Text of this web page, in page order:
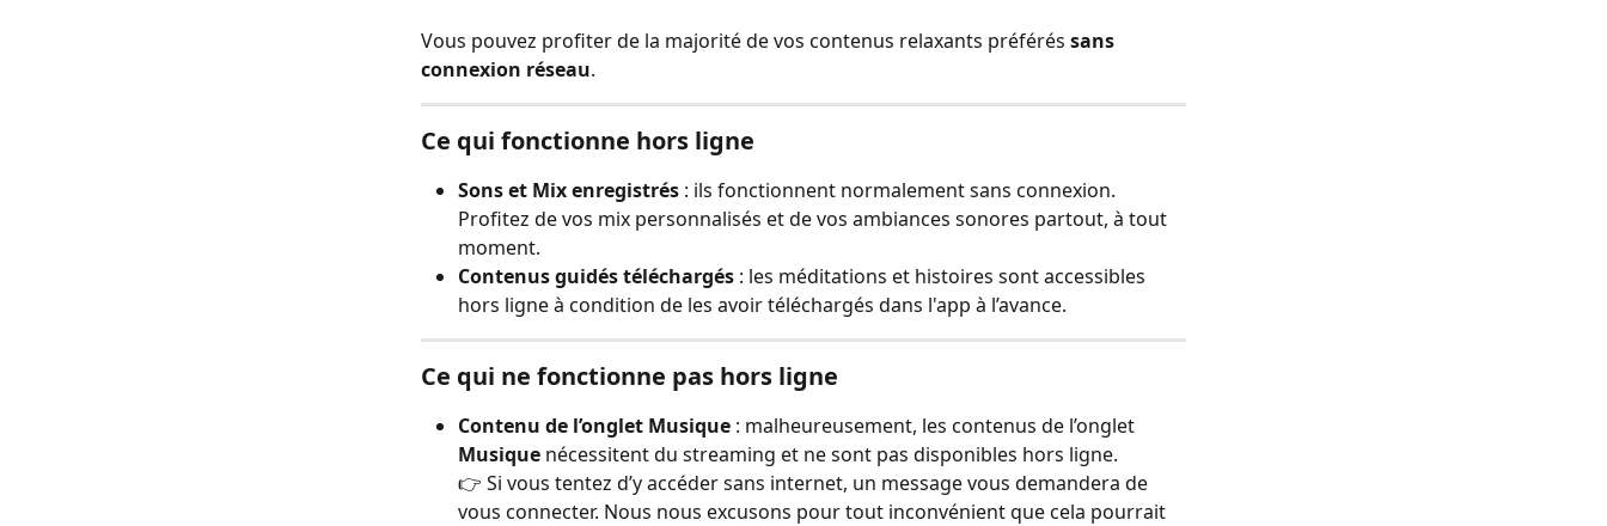
Vous pouvez profiter de la majorité de vos contenus relaxants préférés sans
connexion réseau.
Ce qui fonctionne hors ligne
Sons et Mix enregistrés : ils fonctionnent normalement sans connexion.
Profitez de vos mix personnalisés et de vos ambiances sonores partout, à tout
moment.
Contenus guidés téléchargés : les méditations et histoires sont accessibles
hors ligne à condition de les avoir téléchargés dans l'app à l’avance.
Ce qui ne fonctionne pas hors ligne
Contenu de l’onglet Musique : malheureusement, les contenus de l’onglet
Musique nécessitent du streaming et ne sont pas disponibles hors ligne.
👉 Si vous tentez d’y accéder sans internet, un message vous demandera de
vous connecter. Nous nous excusons pour tout inconvénient que cela pourrait